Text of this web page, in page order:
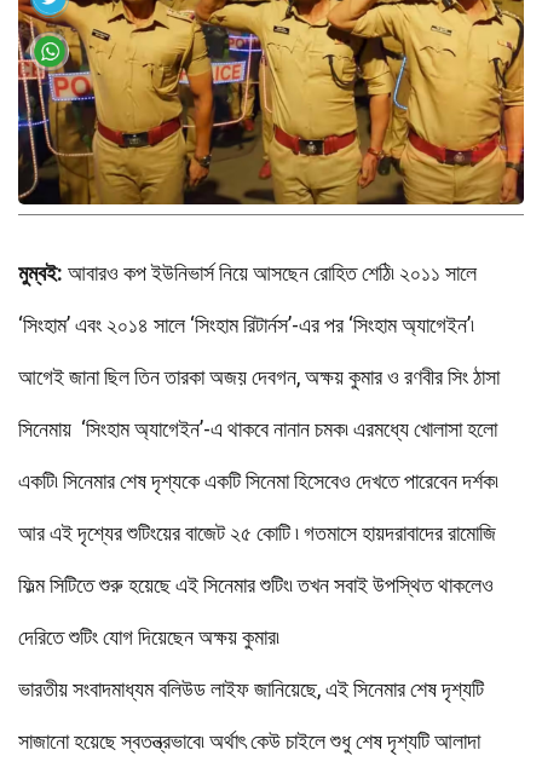
মুম্বই: আবারও কপ ইউনিভার্স নিয়ে আসছেন রোহিত শেঠি৷ ২০১১ সালে
‘সিংহাম’ এবং ২০১৪ সালে ‘সিংহাম রিটার্নস’-এর পর ‘সিংহাম অ্যাগেইন’৷
আগেই জানা ছিল তিন তারকা অজয় দেবগন, অক্ষয় কুমার ও রণবীর সিং ঠাসা
সিনেমায় ‘সিংহাম অ্যাগেইন’-এ থাকবে নানান চমক৷ এরমধ্যে খোলাসা হলো
একটি৷ সিনেমার শেষ দৃশ্যকে একটি সিনেমা হিসেবেও দেখতে পারেবেন দর্শক৷
আর এই দৃশ্যের শুটিংয়ের বাজেট ২৫ কোটি ৷ গতমাসে হায়দরাবাদের রামোজি
ফিল্ম সিটিতে শুরু হয়েছে এই সিনেমার শুটিং৷ তখন সবাই উপস্থিত থাকলেও
দেরিতে শুটিং যোগ দিয়েছেন অক্ষয় কুমার৷
ভারতীয় সংবাদমাধ্যম বলিউড লাইফ জানিয়েছে, এই সিনেমার শেষ দৃশ্যটি
সাজানো হয়েছে স্বতন্ত্রভাবে৷ অর্থাৎ কেউ চাইলে শুধু শেষ দৃশ্যটি আলাদা